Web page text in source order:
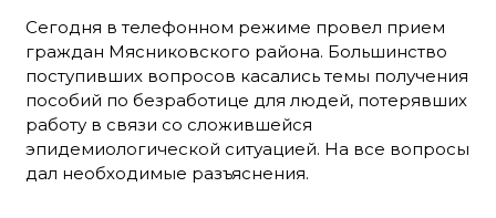
Сегодня в телефонном режиме провел прием
граждан Мясниковского района. Большинство
поступивших вопросов касались темы получения
пособий по безработице для людей, потерявших
работу в связи со сложившейся
эпидемиологической ситуацией. На все вопросы
дал необходимые разъяснения.